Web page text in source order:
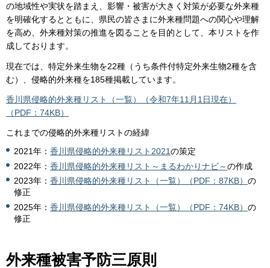
の地域性や実状を踏まえ、影響・被害が大きく対策が必要な外来種
を明確化するとともに、県民の皆さまに外来種問題への関心や理解
を高め、外来種対策の推進を図ることを目的として、本リストを作
成しております。
現在では、特定外来生物を22種（うち条件付特定外来生物2種を含
む）、侵略的外来種を185種掲載しています。
香川県侵略的外来種リスト（一覧）（令和7年11月1日現在）
（PDF：74KB）
これまでの侵略的外来種リストの経緯
2021年： 香川県侵略的外来種リスト2021の策定
2022年： 香川県侵略的外来種リスト～まるわかりナビ～の作成
2023年： 香川県侵略的外来種リスト（一覧）（PDF：87KB） の
修正
2025年： 香川県侵略的外来種リスト（一覧）（PDF：74KB） の
修正
外来種被害予防三原則